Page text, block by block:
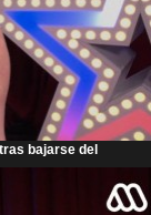
bajarse del